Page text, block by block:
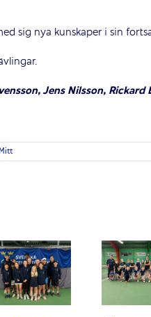
sig nya kunskaper i sin
Jens Nilsson,
Mitt